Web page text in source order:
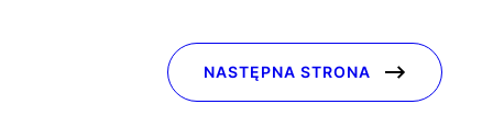
NASTĘPNA STRONA